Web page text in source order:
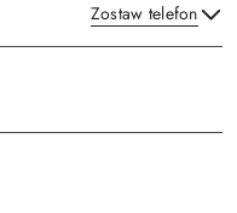
Zostaw telefon